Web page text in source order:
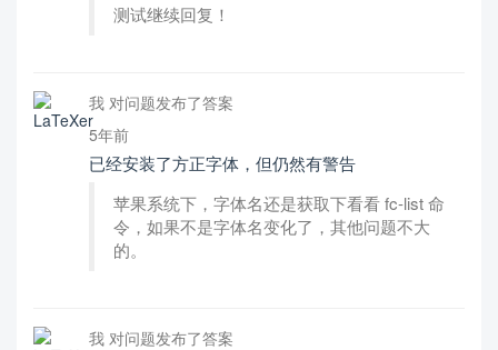
测试继续回复！
我 对问题发布了答案
5年前
已经安装了方正字体，但仍然有警告
苹果系统下，字体名还是获取下看看 fc-list 命
令，如果不是字体名变化了，其他问题不大
的。
我 对问题发布了答案